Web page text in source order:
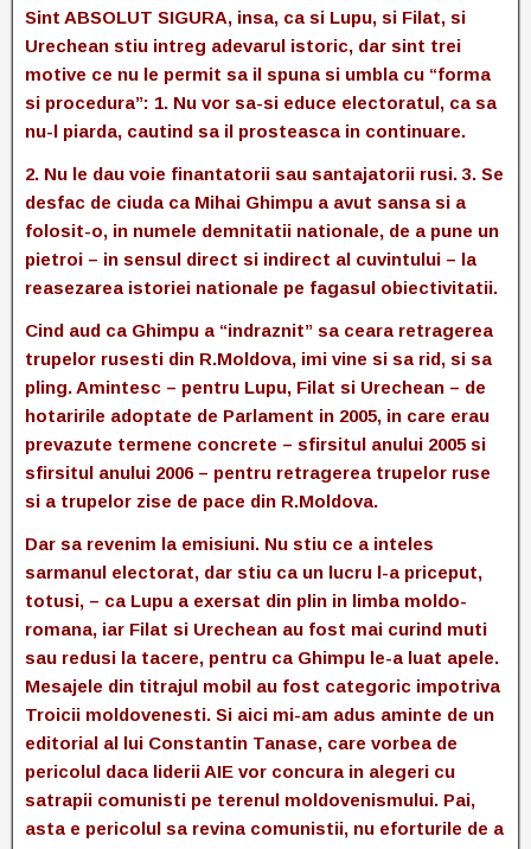
Sint ABSOLUT SIGURA, insa, ca si Lupu, si Filat, si
Urechean stiu intreg adevarul istoric, dar sint trei
motive ce nu le permit sa il spuna si umbla cu “forma
si procedura”: 1. Nu vor sa-si educe electoratul, ca sa
nu-l piarda, cautind sa il prosteasca in continuare.
2. Nu le dau voie finantatorii sau santajatorii rusi. 3. Se
desfac de ciuda ca Mihai Ghimpu a avut sansa si a
folosit-o, in numele demnitatii nationale, de a pune un
pietroi – in sensul direct si indirect al cuvintului – la
reasezarea istoriei nationale pe fagasul obiectivitatii.
Cind aud ca Ghimpu a “indraznit” sa ceara retragerea
trupelor rusesti din R.Moldova, imi vine si sa rid, si sa
pling. Amintesc – pentru Lupu, Filat si Urechean – de
hotaririle adoptate de Parlament in 2005, in care erau
prevazute termene concrete – sfirsitul anului 2005 si
sfirsitul anului 2006 – pentru retragerea trupelor ruse
si a trupelor zise de pace din R.Moldova.
Dar sa revenim la emisiuni. Nu stiu ce a inteles
sarmanul electorat, dar stiu ca un lucru l-a priceput,
totusi, – ca Lupu a exersat din plin in limba moldo-
romana, iar Filat si Urechean au fost mai curind muti
sau redusi la tacere, pentru ca Ghimpu le-a luat apele.
Mesajele din titrajul mobil au fost categoric impotriva
Troicii moldovenesti. Si aici mi-am adus aminte de un
editorial al lui Constantin Tanase, care vorbea de
pericolul daca liderii AIE vor concura in alegeri cu
satrapii comunisti pe terenul moldovenismului. Pai,
asta e pericolul sa revina comunistii, nu eforturile de a